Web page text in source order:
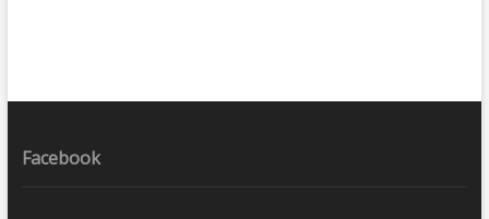
Facebook